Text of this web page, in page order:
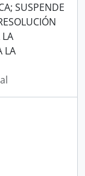
SUSPENDE
LA